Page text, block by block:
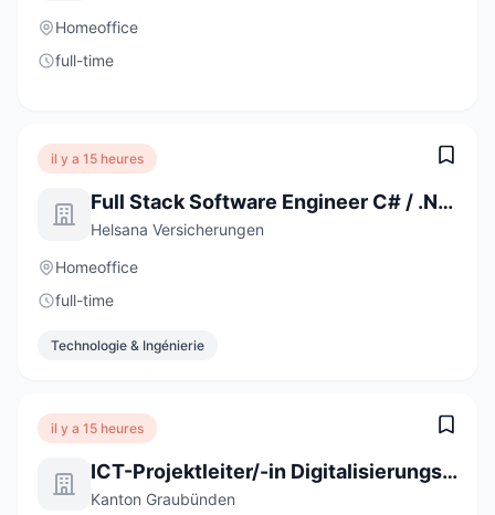
Homeoffice
full-time
il y a 15 heures
Full Stack Software Engineer C# / .NET / React (a) 80-100%
Helsana Versicherungen
Homeoffice
full-time
Technologie & Ingénierie
il y a 15 heures
ICT-Projektleiter/-in Digitalisierungsprojekte 60-100 %
Kanton Graubünden